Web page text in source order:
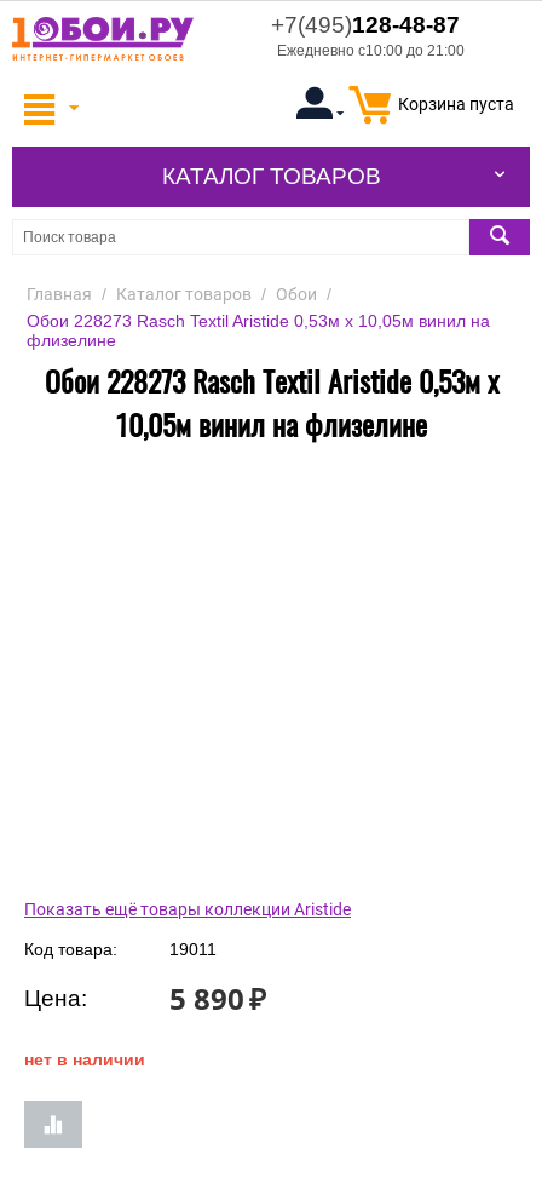
+7(495)128-48-87
Ежедневно с10:00 до 21:00
Корзина пуста
КАТАЛОГ ТОВАРОВ
Главная / Каталог товаров / Обои /
Обои 228273 Rasch Textil Aristide 0,53м x 10,05м винил на
флизелине
Обои 228273 Rasch Textil Aristide 0,53м x
10,05м винил на флизелине
Показать ещё товары коллекции Aristide
Код товара: 19011
Цена: 5 890₽
нет в наличии